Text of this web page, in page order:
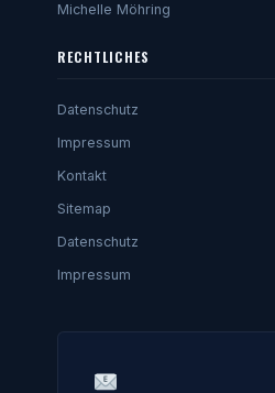
Michelle Möhring
RECHTLICHES
Datenschutz
Impressum
Kontakt
Sitemap
Datenschutz
Impressum